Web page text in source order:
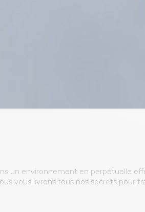
un environnement en perpétuelle
vous livrons tous nos secrets pour